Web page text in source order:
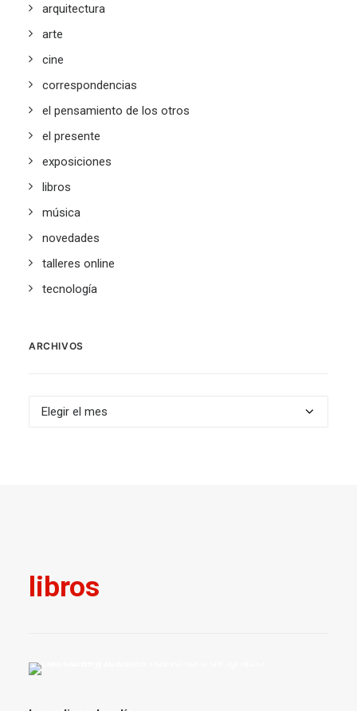
arquitectura
arte
cine
correspondencias
el pensamiento de los otros
el presente
exposiciones
libros
música
novedades
talleres online
tecnología
ARCHIVOS
Archivos
libros